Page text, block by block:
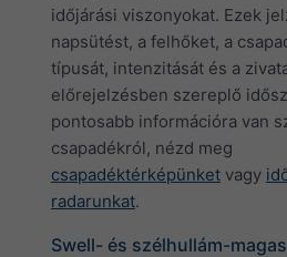
időjárási viszonyokat. Ezek
napsütést, a felhőket, a
típusát, intenzitását és a
előrejelzésben szereplő
pontosabb információra van
csapadékról, nézd meg
csapadéktérképünket vagy
radarunkat.
Swell- és szélhullám-